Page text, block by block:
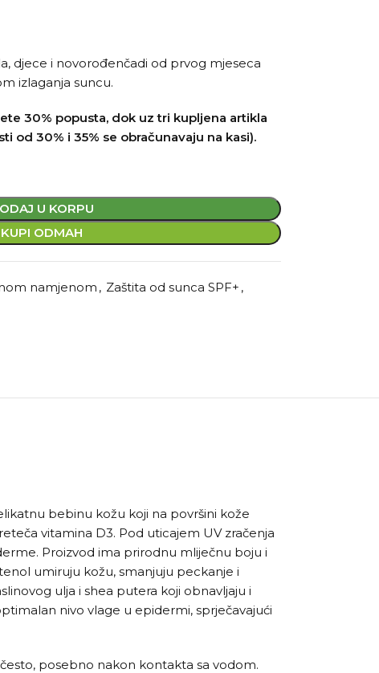
djece i novorođenčadi od prvog mjeseca
izlaganja suncu.
30% popusta, dok uz tri kupljena artikla
od 30% i 35% se obračunavaju na kasi).
U KORPU
KUPI ODMAH
namjenom , Zaštita od sunca SPF+ ,
bebinu kožu koji na površini kože
vitamina D3. Pod uticajem UV zračenja
Proizvod ima prirodnu mliječnu boju i
umiruju kožu, smanjuju peckanje i
ulja i shea putera koji obnavljaju i
nivo vlage u epidermi, sprječavajući
posebno nakon kontakta sa vodom.